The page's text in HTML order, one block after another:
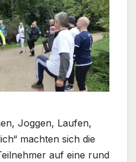
Joggen, Laufen,
machten sich die
auf eine rund